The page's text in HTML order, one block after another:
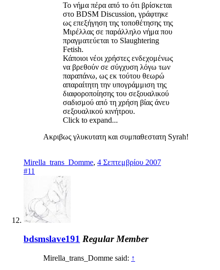
Το νήμα πέρα από το ότι βρίσκεται
στο BDSM Discussion, γράφτηκε
ως επεξήγηση της τοποθέτησης της
Μιρέλλας σε παράλληλο νήμα που
πραγματεύεται το Slaughtering
Fetish.
Κάποιοι νέοι χρήστες ενδεχομένως
να βρεθούν σε σύγχυση λόγω των
παραπάνω, ως εκ τούτου θεωρώ
απαραίτητη την υπογράμμιση της
διαφοροποίησης του σεξουαλικού
σαδισμού από τη χρήση βίας άνευ
σεξουαλικού κινήτρου.
Click to expand...
Ακριβως γλυκυτατη και συμπαθεστατη Syrah!
Mirella_trans_Domme, 4 Σεπτεμβρίου 2007
#11
bdsmslave191 Regular Member
Mirella_trans_Domme said: ↑